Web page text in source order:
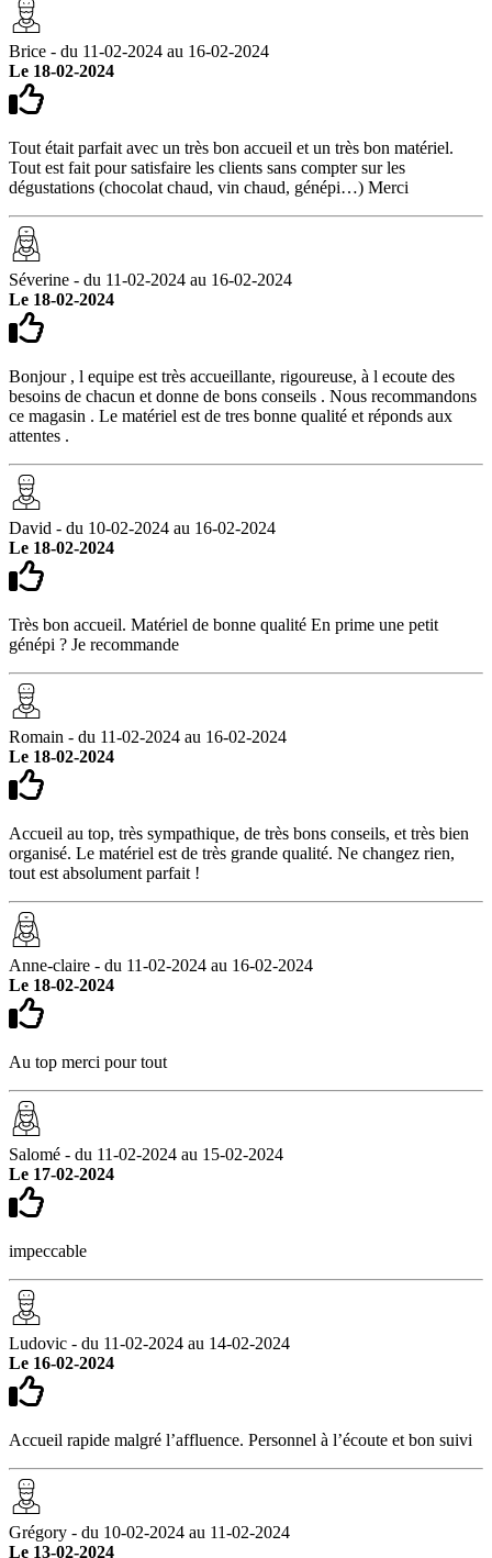
Brice - du 11-02-2024 au 16-02-2024
Le 18-02-2024
Tout était parfait avec un très bon accueil et un très bon matériel.
Tout est fait pour satisfaire les clients sans compter sur les
dégustations (chocolat chaud, vin chaud, génépi…) Merci
Séverine - du 11-02-2024 au 16-02-2024
Le 18-02-2024
Bonjour , l equipe est très accueillante, rigoureuse, à l ecoute des
besoins de chacun et donne de bons conseils . Nous recommandons
ce magasin . Le matériel est de tres bonne qualité et réponds aux
attentes .
David - du 10-02-2024 au 16-02-2024
Le 18-02-2024
Très bon accueil. Matériel de bonne qualité En prime une petit
génépi ? Je recommande
Romain - du 11-02-2024 au 16-02-2024
Le 18-02-2024
Accueil au top, très sympathique, de très bons conseils, et très bien
organisé. Le matériel est de très grande qualité. Ne changez rien,
tout est absolument parfait !
Anne-claire - du 11-02-2024 au 16-02-2024
Le 18-02-2024
Au top merci pour tout
Salomé - du 11-02-2024 au 15-02-2024
Le 17-02-2024
impeccable
Ludovic - du 11-02-2024 au 14-02-2024
Le 16-02-2024
Accueil rapide malgré l’affluence. Personnel à l’écoute et bon suivi
Grégory - du 10-02-2024 au 11-02-2024
Le 13-02-2024